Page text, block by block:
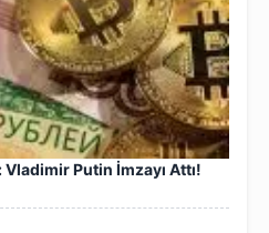
Putin İmzayı Attı!